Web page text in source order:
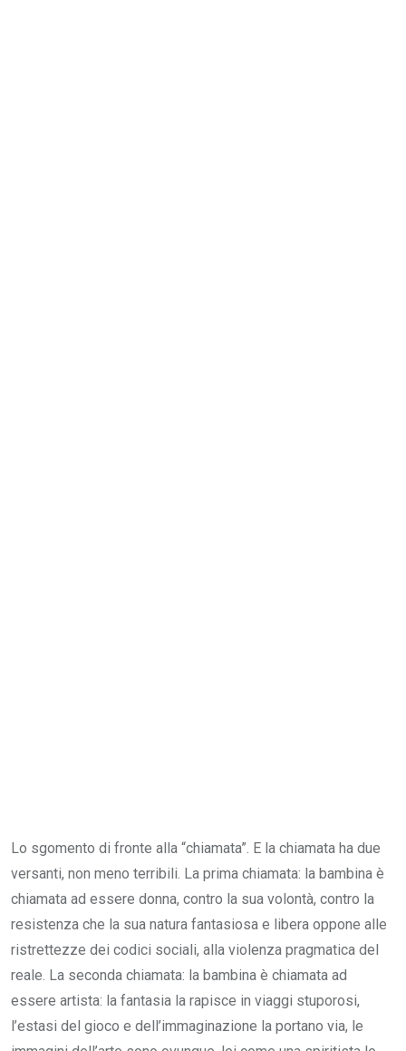
Lo sgomento di fronte alla “chiamata”. E la chiamata ha due
versanti, non meno terribili. La prima chiamata: la bambina è
chiamata ad essere donna, contro la sua volontà, contro la
resistenza che la sua natura fantasiosa e libera oppone alle
ristrettezze dei codici sociali, alla violenza pragmatica del
reale. La seconda chiamata: la bambina è chiamata ad
essere artista: la fantasia la rapisce in viaggi stuporosi,
l’estasi del gioco e dell’immaginazione la portano via, le